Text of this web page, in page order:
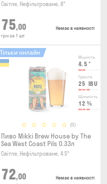
Світле, Нефільтроване, 8°
75,00
грн за 1 шт
Немає в наявності
Міцність
4.5 °
Гіркота
25 IBU
Щільність
12 %
(0)
Тільки онлайн
Пиво Mikki Brew House by The
Sea West Coast Pils 0.33л
Світле, Нефільтроване, 4.5°
72,00 Немає в наявності